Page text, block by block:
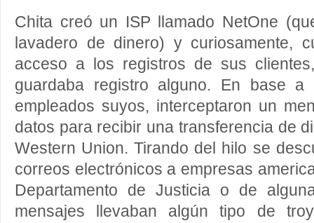
Chita creó un ISP llamado NetOne
lavadero de dinero) y curiosamente,
acceso a los registros de sus
guardaba registro alguno. En base
empleados suyos, interceptaron un
datos para recibir una transferencia de
Western Union. Tirando del hilo se
correos electrónicos a empresas
Departamento de Justicia o de
mensajes llevaban algún tipo de